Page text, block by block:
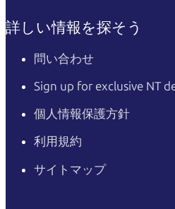
詳しい情報を探そう
問い合わせ
Sign up for exclusive NT
個人情報保護方針
利用規約
サイトマップ